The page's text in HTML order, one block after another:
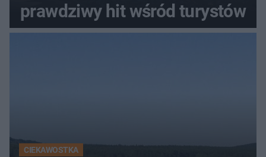
prawdziwy hit wśród turystów
CIEKAWOSTKA